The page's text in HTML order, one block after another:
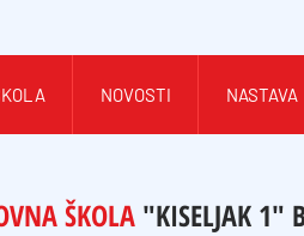
NOVOSTI NASTAVA
ŠKOLA "KISELJAK 1"